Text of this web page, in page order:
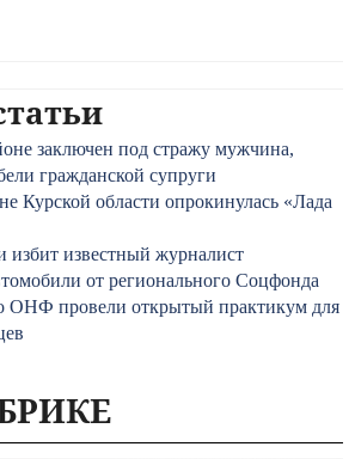
заключен под стражу мужчина,
гражданской супруги
Курской области опрокинулась «Лада
избит известный журналист
от регионального Соцфонда
ОНФ провели открытый практикум для